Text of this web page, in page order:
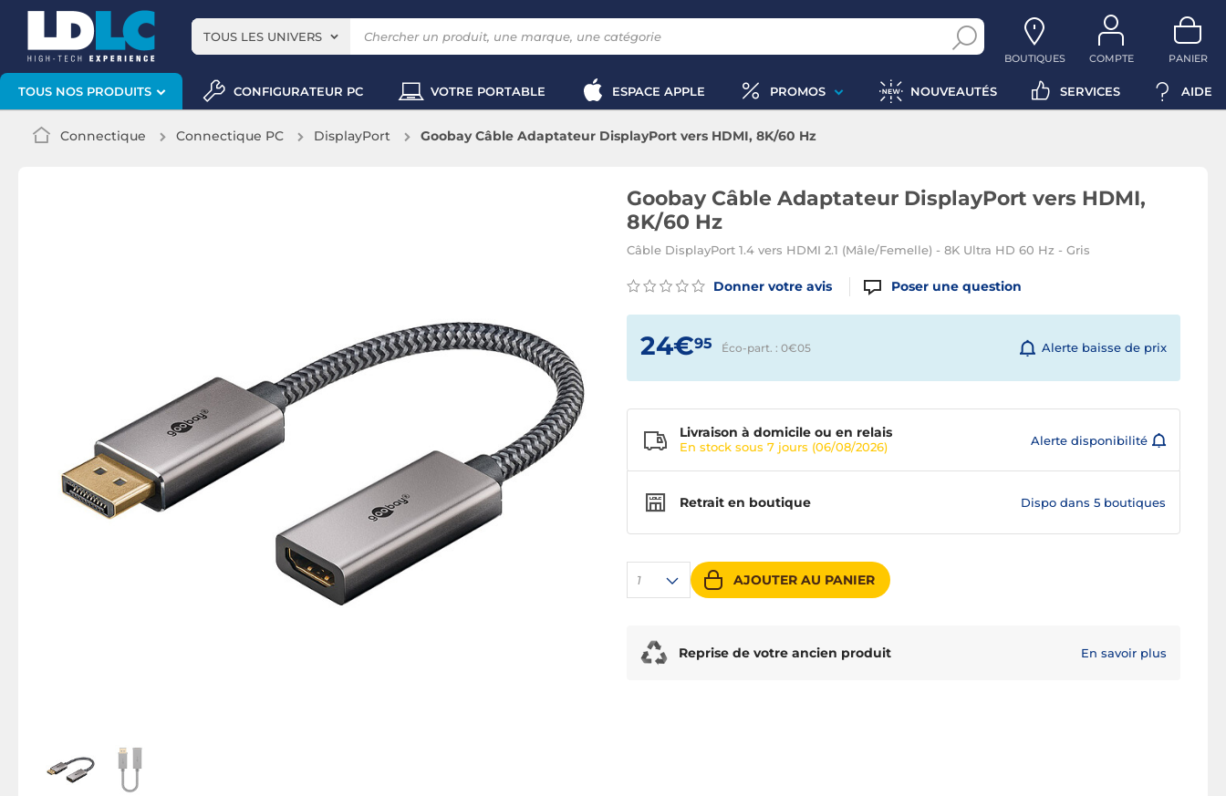
TOUS LES UNIVERS
BOUTIQUES COMPTE PANIER
TOUS NOS PRODUITS CONFIGURATEUR PC VOTRE PORTABLE ESPACE APPLE PROMOS NOUVEAUTÉS SERVICES AIDE
Connectique Connectique PC DisplayPort Goobay Câble Adaptateur DisplayPort vers HDMI, 8K/60 Hz
Goobay Câble Adaptateur DisplayPort vers HDMI,
8K/60 Hz
Câble DisplayPort 1.4 vers HDMI 2.1 (Mâle/Femelle) - 8K Ultra HD 60 Hz - Gris
Donner votre avis Poser une question
24€95 Éco-part. : 0€05 Alerte baisse de prix
1 AJOUTER AU PANIER
Livraison à domicile ou en relais
En stock sous 7 jours (06/08/2026) Alerte disponibilité
Retrait en boutique Dispo dans 5 boutiques
Reprise de votre ancien produit En savoir plus